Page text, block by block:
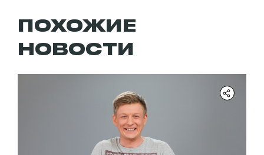
ПОХОЖИЕ
НОВОСТИ